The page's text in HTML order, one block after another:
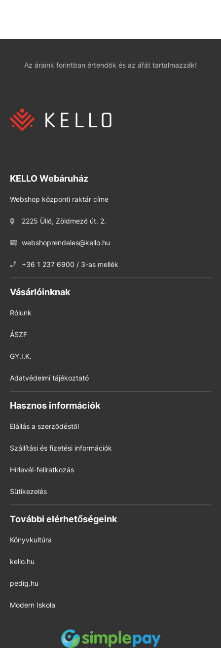
Az áraink forintban értendők és az áfát tartalmazzák!
KELLO Webáruház
Webshop központi raktár címe
2225 Üllő, Zöldmező út. 2.
webshoprendeles@kello.hu
+36 1 237 6900 / 3-as mellék
Vásárlóinknak
Rólunk
ÁSZF
GY.I.K.
Adatvédelmi tájékoztató
Hasznos információk
Elállás a szerződéstől
Szállítási és fizetési információk
Hírlevél-feliratkozás
Sütikezelés
További elérhetőségeink
Könyvkultúra
kello.hu
pedig.hu
Modern Iskola